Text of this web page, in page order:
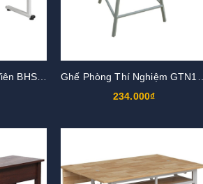
Bàn Học Cấp 3 Sinh Viên BHS117
234.000₫